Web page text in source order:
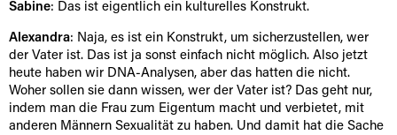
Sabine: Das ist eigentlich ein kulturelles Konstrukt.
Alexandra: Naja, es ist ein Konstrukt, um sicherzustellen, wer
der Vater ist. Das ist ja sonst einfach nicht möglich. Also jetzt
heute haben wir DNA-Analysen, aber das hatten die nicht.
Woher sollen sie dann wissen, wer der Vater ist? Das geht nur,
indem man die Frau zum Eigentum macht und verbietet, mit
anderen Männern Sexualität zu haben. Und damit hat die Sache